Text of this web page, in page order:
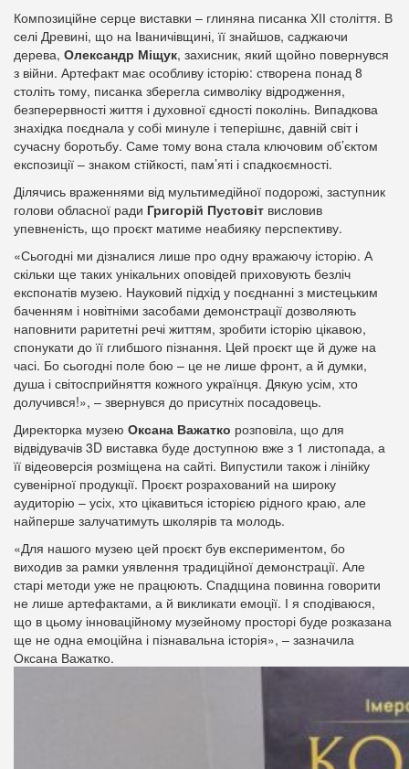
Композиційне серце виставки – глиняна писанка ХІІ століття. В
селі Древині, що на Іваничівщині, її знайшов, саджаючи
дерева, Олександр Міщук, захисник, який щойно повернувся
з війни. Артефакт має особливу історію: створена понад 8
століть тому, писанка зберегла символіку відродження,
безперервності життя і духовної єдності поколінь. Випадкова
знахідка поєднала у собі минуле і теперішнє, давній світ і
сучасну боротьбу. Саме тому вона стала ключовим об’єктом
експозиції – знаком стійкості, пам’яті і спадкоємності.
Ділячись враженнями від мультимедійної подорожі, заступник
голови обласної ради Григорій Пустовіт висловив
упевненість, що проєкт матиме неабияку перспективу.
«Сьогодні ми дізналися лише про одну вражаючу історію. А
скільки ще таких унікальних оповідей приховують безліч
експонатів музею. Науковий підхід у поєднанні з мистецьким
баченням і новітніми засобами демонстрації дозволяють
наповнити раритетні речі життям, зробити історію цікавою,
спонукати до її глибшого пізнання. Цей проєкт ще й дуже на
часі. Бо сьогодні поле бою – це не лише фронт, а й думки,
душа і світосприйняття кожного українця. Дякую усім, хто
долучився!», – звернувся до присутніх посадовець.
Директорка музею Оксана Важатко розповіла, що для
відвідувачів 3D виставка буде доступною вже з 1 листопада, а
її відеоверсія розміщена на сайті. Випустили також і лінійку
сувенірної продукції. Проєкт розрахований на широку
аудиторію – усіх, хто цікавиться історією рідного краю, але
найперше залучатимуть школярів та молодь.
«Для нашого музею цей проєкт був експериментом, бо
виходив за рамки уявлення традиційної демонстрації. Але
старі методи уже не працюють. Спадщина повинна говорити
не лише артефактами, а й викликати емоції. І я сподіваюся,
що в цьому інноваційному музейному просторі буде розказана
ще не одна емоційна і пізнавальна історія», – зазначила
Оксана Важатко.